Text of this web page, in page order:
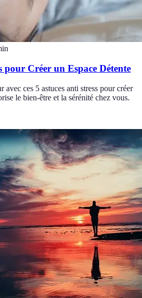
pour Créer un Espace Détente
avec ces 5 astuces anti stress pour créer
le bien-être et la sérénité chez vous.